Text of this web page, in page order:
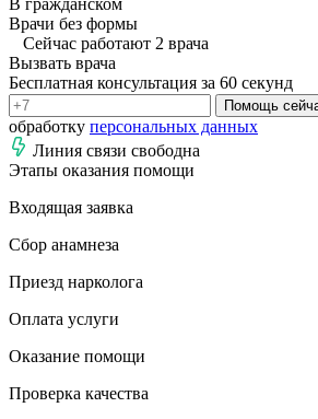
Врачи без формы
Сейчас работают 2 врача
Вызвать врача
Бесплатная консультация за 60 секунд
Помощь
обработку персональных данных
Линия связи свободна
Этапы оказания помощи
Входящая заявка
Сбор анамнеза
Приезд нарколога
Оплата услуги
Оказание помощи
Проверка качества